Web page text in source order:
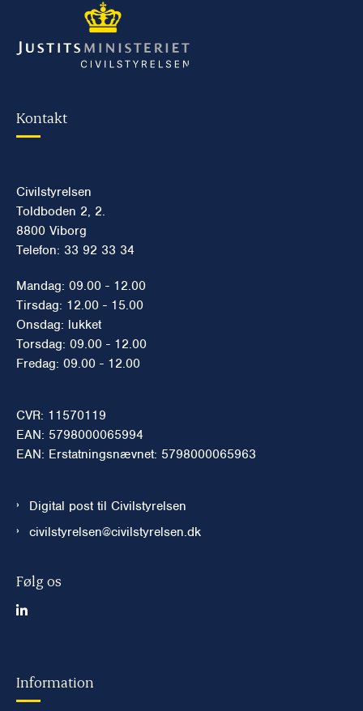
Kontakt
Civilstyrelsen
Toldboden 2, 2.
8800 Viborg
Telefon: 33 92 33 34
Mandag: 09.00 - 12.00
Tirsdag: 12.00 - 15.00
Onsdag: lukket
Torsdag: 09.00 - 12.00
Fredag: 09.00 - 12.00
CVR: 11570119
EAN: 5798000065994
EAN: Erstatningsnævnet: 5798000065963
Digital post til Civilstyrelsen
civilstyrelsen@civilstyrelsen.dk
Følg os
Information